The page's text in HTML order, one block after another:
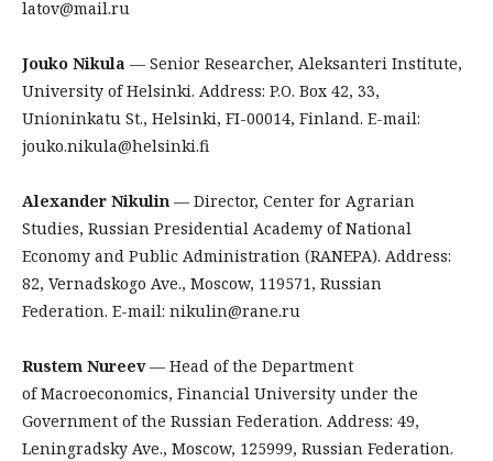
latov@mail.ru
Jouko Nikula — Senior Researcher, Aleksanteri Institute,
University of Helsinki. Address: P.O. Box 42, 33,
Unioninkatu St., Helsinki, FI-00014, Finland. E-mail:
jouko.nikula@helsinki.fi
Alexander Nikulin — Director, Center for Agrarian
Studies, Russian Presidential Academy of National
Economy and Public Administration (RANEPA). Address:
82, Vernadskogo Ave., Moscow, 119571, Russian
Federation. E-mail: nikulin@rane.ru
Rustem Nureev— Head of the Department
of Macroeconomics, Financial University under the
Government of the Russian Federation. Address: 49,
Leningradsky Ave., Moscow, 125999, Russian Federation.